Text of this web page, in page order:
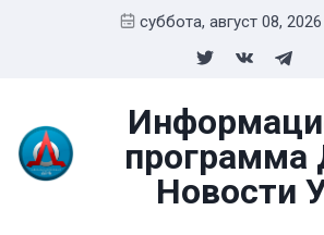
суббота, август 08,
программа
Новости